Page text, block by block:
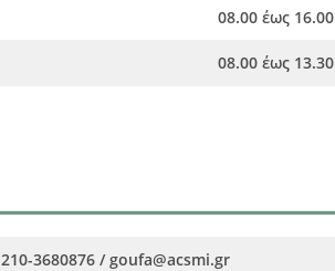
08.00 έως 16.00
08.00 έως 13.30
210-3680876 / goufa@acsmi.gr